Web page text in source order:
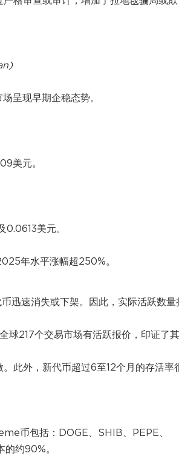
呈现早期企稳态势。
美元。
美元。
年水平涨幅超250%。
速消失或下架。因此，实际活跃数量
球217个交易市场有活跃报价，印证了
此外，新代币超过6至12个月的存活率
币包括：DOGE、SHIB、PEPE、
约90%。